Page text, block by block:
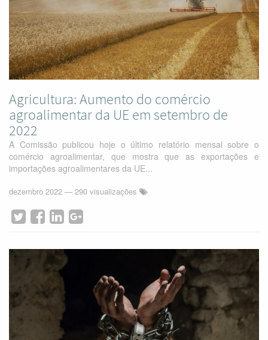
Agricultura: Aumento do comércio
agroalimentar da UE em setembro de
2022
A Comissão publicou hoje o último relatório mensal sobre o
comércio agroalimentar, que mostra que as exportações e
importações agroalimentares da UE...
dezembro 2022 — 290 visualizações